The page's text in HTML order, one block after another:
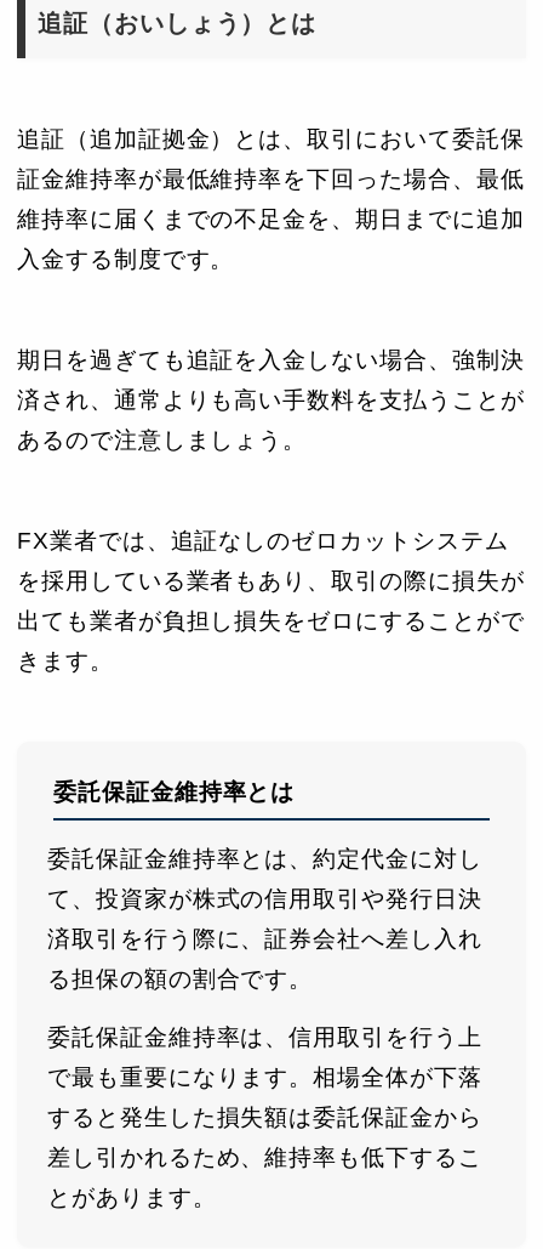
追証（おいしょう）とは
追証（追加証拠金）とは、取引において委託保
証金維持率が最低維持率を下回った場合、最低
維持率に届くまでの不足金を、期日までに追加
入金する制度です。
期日を過ぎても追証を入金しない場合、強制決
済され、通常よりも高い手数料を支払うことが
あるので注意しましょう。
FX業者では、追証なしのゼロカットシステム
を採用している業者もあり、取引の際に損失が
出ても業者が負担し損失をゼロにすることがで
きます。
委託保証金維持率とは
委託保証金維持率とは、約定代金に対し
て、投資家が株式の信用取引や発行日決
済取引を行う際に、証券会社へ差し入れ
る担保の額の割合です。
委託保証金維持率は、信用取引を行う上
で最も重要になります。相場全体が下落
すると発生した損失額は委託保証金から
差し引かれるため、維持率も低下するこ
とがあります。